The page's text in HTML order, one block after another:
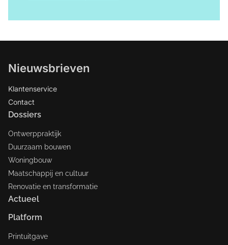
Nieuwsbrieven
Klantenservice
Contact
Dossiers
Ontwerppraktijk
Duurzaam bouwen
Woningbouw
Maatschappij en cultuur
Renovatie en transformatie
Actueel
Platform
Printuitgave